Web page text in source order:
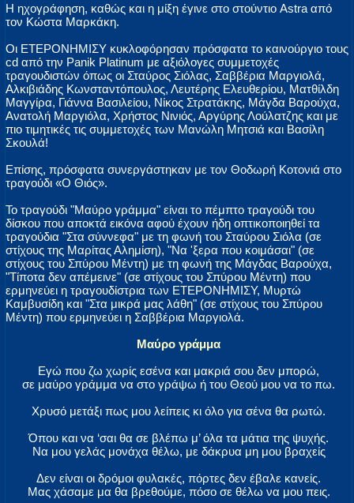
Η ηχογράφηση, καθώς και η μίξη έγινε στο στούντιο Astra από
τον Κώστα Μαρκάκη.
Οι ΕΤΕΡΟΝΗΜΙΣΥ κυκλοφόρησαν πρόσφατα το καινούργιο τους
cd από την Panik Platinum με αξιόλογες συμμετοχές
τραγουδιστών όπως οι Σταύρος Σιόλας, Σαββέρια Μαργιολά,
Αλκιβιάδης Κωνσταντόπουλος, Λευτέρης Ελευθερίου, Ματθίλδη
Μαγγίρα, Γιάννα Βασιλείου, Νίκος Στρατάκης, Μάγδα Βαρούχα,
Ανατολή Μαργιόλα, Χρήστος Νινιός, Αργύρης Λούλατζης και με
πιο τιμητικές τις συμμετοχές των Μανώλη Μητσιά και Βασίλη
Σκουλά!
Επίσης, πρόσφατα συνεργάστηκαν με τον Θοδωρή Κοτονιά στο
τραγούδι «Ο Θιός».
Το τραγούδι "Μαύρο γράμμα" είναι το πέμπτο τραγούδι του
δίσκου που αποκτά εικόνα αφού έχουν ήδη οπτικοποιηθεί τα
τραγούδια "Στα σύννεφα" με τη φωνή του Σταύρου Σιόλα (σε
στίχους της Μαρίτας Αλημίση), "Να 'ξερα που κοιμάσαι" (σε
στίχους του Σπύρου Μέντη) με τη φωνή της Μάγδας Βαρούχα,
"Τίποτα δεν απέμεινε" (σε στίχους του Σπύρου Μέντη) που
ερμηνεύει η τραγουδίστρια των ΕΤΕΡΟΝΗΜΙΣΥ, Μυρτώ
Καμβυσίδη και "Στα μικρά μας λάθη" (σε στίχους του Σπύρου
Μέντη) που ερμηνεύει η Σαββέρια Μαργιολά.
Μαύρο γράμμα
Εγώ που ζω χωρίς εσένα και μακριά σου δεν μπορώ,
σε μαύρο γράμμα να στο γράψω ή του Θεού μου να το πω.
Χρυσό μετάξι πως μου λείπεις κι όλο για σένα θα ρωτώ.
Όπου και να ‘σαι θα σε βλέπω μ’ όλα τα μάτια της ψυχής.
Να μου γελάς μονάχα θέλω, με δάκρυα μη μου βραχείς
Δεν είναι οι δρόμοι φυλακές, πόρτες δεν έβαλε κανείς.
Μας χάσαμε μα θα βρεθούμε, πόσο σε θέλω να μου πεις.